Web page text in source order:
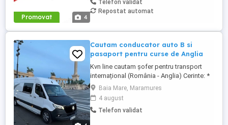
Promovat 4
clientului și nu te sperie munca fizică, ești
omul nostru. Dacă ai : Permis categoria B
Telefon validat
Repostat automat
Cautam conducator auto B si
pasaport pentru curse de Anglia
Kvn line cautam șofer pentru transport
internațional (România - Anglia) Cerinte: *
Permis de conducere B si pasaport *
Experiența în transport internațional
constituie un avantaj * Seriozitate și
responsabilitate Oferim: * Salariu
Baia Mare, Maramures
4 august
Telefon validat